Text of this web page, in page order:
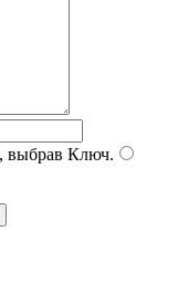
выбрав Ключ.